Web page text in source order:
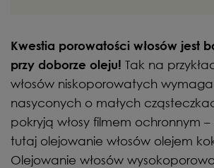
Kwestia porowatości włosów jest
przy doborze oleju! Tak na
włosów niskoporowatych
nasyconych o małych
pokryją włosy filmem ochronnym –
tutaj olejowanie włosów olejem
Olejowanie włosów